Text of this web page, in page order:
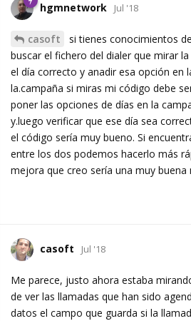
hgmnetwork Jul '18
casoft
si tienes conocimientos
buscar el fichero del dialer que mirar
el día correcto y anadir esa opción en
la.campaña si miras mi código debe
poner las opciones de días en la
y.luego verificar que ese día sea
el código sería muy bueno. Si
entre los dos podemos hacerlo más
mejora que creo sería una muy buena
casoft Jul '18
Me parece, justo ahora estaba
de ver las llamadas que han sido
datos el campo que guarda si la